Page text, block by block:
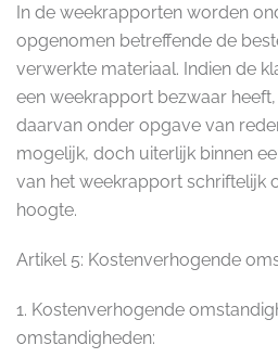
In de weekrapporten worden
opgenomen betreffende de
verwerkte materiaal. Indien de
een weekrapport bezwaar
daarvan onder opgave van
mogelijk, doch uiterlijk binnen
van het weekrapport schriftelijk
hoogte.
Artikel 5: Kostenverhogende
1. Kostenverhogende
omstandigheden: